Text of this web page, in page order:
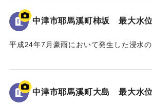
平成三十年十一月
国土交通省 山国川河川事務所
「平成24年7月九州北部豪雨」により、
区及び戸原地区では、約70戸の家屋が浸
｜固有コード:
中津市耶馬溪町柿坂 最大水
平成24年7月豪雨において発生した浸水
地面から160cmの位置に水位が示されて
｜固有コード: 09922068
中津市耶馬溪町大島 最大水